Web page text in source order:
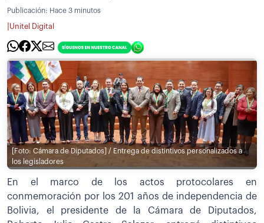
Publicación: Hace 3 minutos
Unitel Digital
[Foto: Cámara de Diputados] / Entrega de distintivos personalizados a
los legisladores
En el marco de los actos protocolares en
conmemoración por los 201 años de independencia de
Bolivia, el presidente de la Cámara de Diputados,